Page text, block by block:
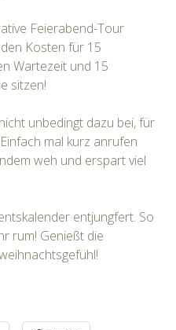
Feierabend-Tour
Kosten für 15
Wartezeit und 15
sitzen!
unbedingt dazu bei, für
mal kurz anrufen
weh und erspart viel
entjungfert. So
rum! Genießt die